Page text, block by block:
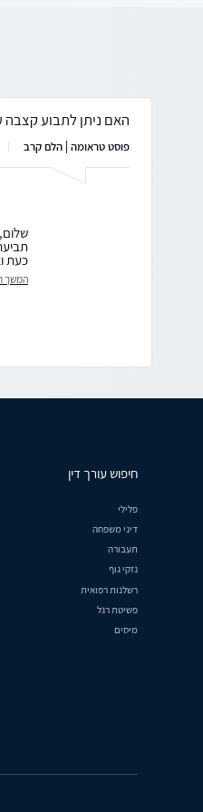
האם ניתן לתבוע קצבה
פוסט טראומה | הלם קרב
כעת
המשך
חיפוש עורך דין
פלילי
דיני משפחה
תעבורה
נזקי גוף
רשלנות רפואית
פשיטת רגל
מיסים